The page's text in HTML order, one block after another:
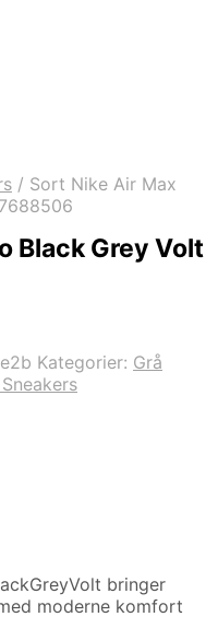
/ Sort Nike Air Max
Black Grey Volt
Kategorier: Grå
bringer
moderne komfort